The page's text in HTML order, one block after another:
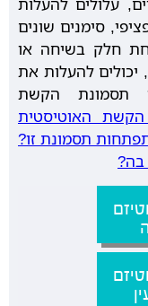
סימנים שונים
חלק בשיחה או
יכולים להעלות את
תסמונת הקשת
האוטיסטית
תסמונת זו?
בה?